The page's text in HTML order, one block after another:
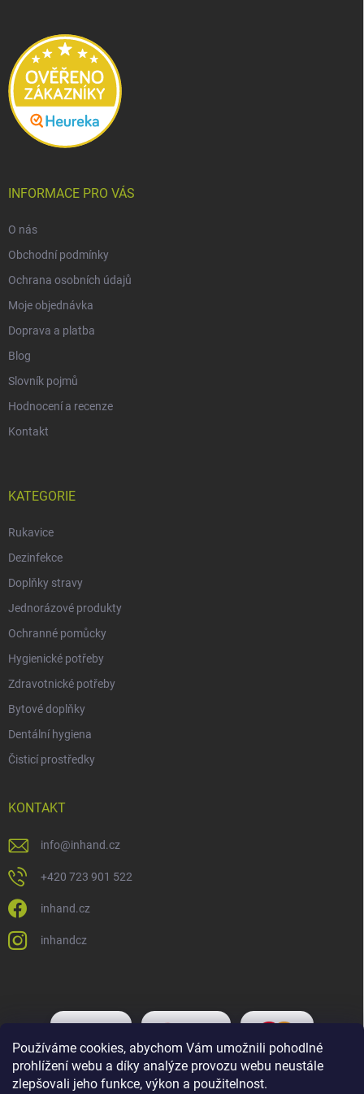
Používáme cookies, abychom Vám umožnili pohodlné
prohlížení webu a díky analýze provozu webu neustále
zlepšovali jeho funkce, výkon a použitelnost.
INFORMACE PRO VÁS
O nás
Obchodní podmínky
Ochrana osobních údajů
Moje objednávka
Doprava a platba
Blog
Slovník pojmů
Hodnocení a recenze
Kontakt
KATEGORIE
Rukavice
Dezinfekce
Doplňky stravy
Jednorázové produkty
Ochranné pomůcky
Hygienické potřeby
Zdravotnické potřeby
Bytové doplňky
Dentální hygiena
Čisticí prostředky
KONTAKT
info@inhand.cz
+420 723 901 522
inhand.cz
inhandcz